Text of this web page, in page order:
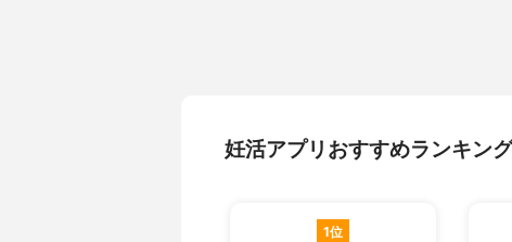
妊活アプリおすすめランキング
1位